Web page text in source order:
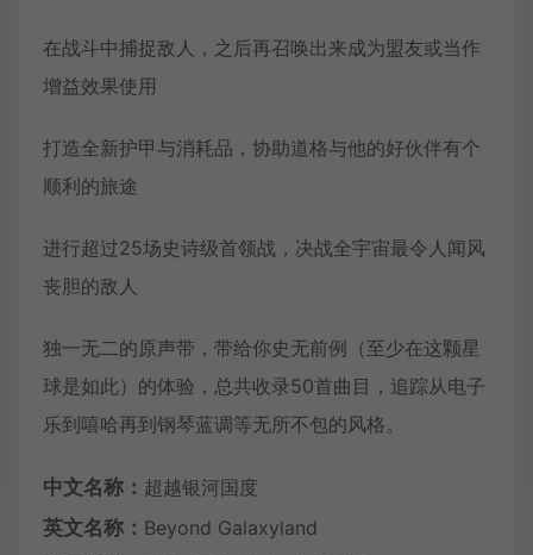
在战斗中捕捉敌人，之后再召唤出来成为盟友或当作
增益效果使用
打造全新护甲与消耗品，协助道格与他的好伙伴有个
顺利的旅途
进行超过25场史诗级首领战，决战全宇宙最令人闻风
丧胆的敌人
独一无二的原声带，带给你史无前例（至少在这颗星
球是如此）的体验，总共收录50首曲目，追踪从电子
乐到嘻哈再到钢琴蓝调等无所不包的风格。
中文名称： 超越银河国度
英文名称： Beyond Galaxyland